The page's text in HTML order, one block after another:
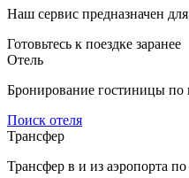
Наш сервис предназначен
Готовьтесь к поездке заранее
Отель
Бронирование гостиницы
Поиск отеля
Трансфер
Трансфер в и из аэропорта